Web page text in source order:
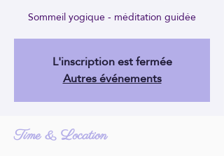
Sommeil yogique - méditation guidée
L'inscription est fermée
Autres événements
Time & Location